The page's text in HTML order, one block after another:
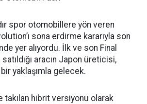
spor otomobillere yön veren
sona erdirme kararıyla son
yer alıyordu. İlk ve son Final
aracın Japon üreticisi,
yaklaşımla gelecek.
takılan hibrit versiyonu olarak